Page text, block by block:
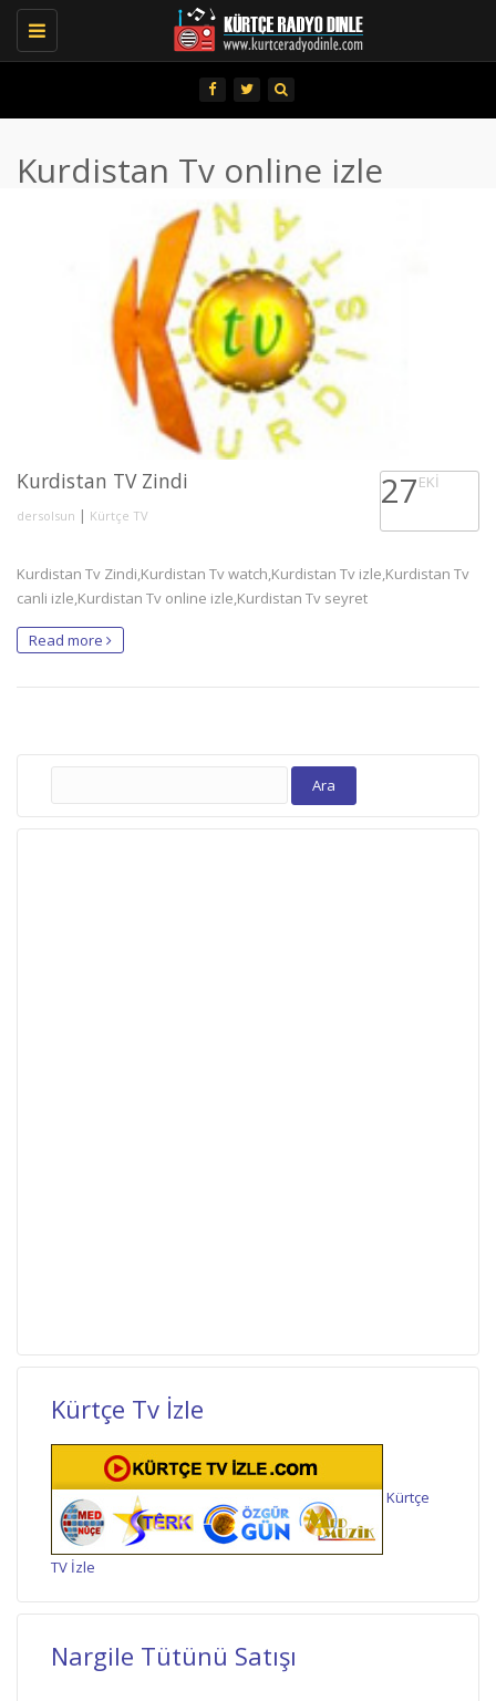
Toggle
navigation
Kurdistan Tv online izle
Kurdistan TV Zindi
dersolsun | Kürtçe TV
27EKI
Kurdistan Tv Zindi,Kurdistan Tv watch,Kurdistan Tv izle,Kurdistan Tv
canli izle,Kurdistan Tv online izle,Kurdistan Tv seyret
Read more
Arama:
Kürtçe Tv İzle
Kürtçe
TV İzle
Nargile Tütünü Satışı